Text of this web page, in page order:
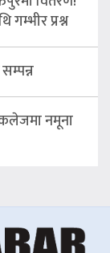
प्रश्न
नमूना